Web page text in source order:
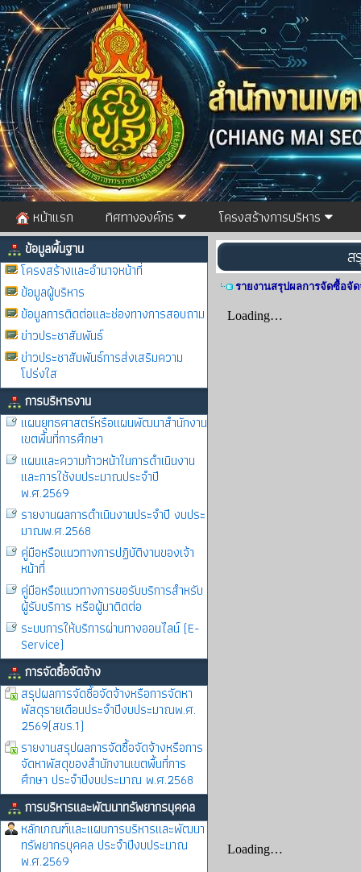
หน้าแรก ทิศทางองค์กร โครงสร้างการบริหาร
ข้อมูลพื้นฐาน
โครงสร้างและอำนาจหน้าที่
ข้อมูลผู้บริหาร
ข้อมูลการติดต่อและช่องทางการสอบถาม
ข่าวประชาสัมพันธ์
ข่าวประชาสัมพันธ์การส่งเสริมความ
โปร่งใส
การบริหารงาน
แผนยุทธศาสตร์หรือแผนพัฒนาสำนักงาน
เขตพื้นที่การศึกษา
แผนและความก้าวหน้าในการดำเนินงาน
และการใช้งบประมาณประจำปี
พ.ศ.2569
รายงานผลการดำเนินงานประจำปี งบประ
มาณพ.ศ.2568
คู่มือหรือแนวทางการปฏิบัติงานของเจ้า
หน้าที่
คู่มือหรือแนวทางการขอรับบริการสำหรับ
ผู้รับบริการ หรือผู้มาติดต่อ
ระบบการให้บริการผ่านทางออนไลน์ (E-
Service)
การจัดซื้อจัดจ้าง
สรุปผลการจัดซื้อจัดจ้างหรือการจัดหา
พัสดุรายเดือนประจำปีงบประมาณพ.ศ.
2569(สขร.1)
รายงานสรุปผลการจัดซื้อจัดจ้างหรือการ
จัดหาพัสดุของสำนักงานเขตพื้นที่การ
ศึกษา ประจำปีงบประมาณ พ.ศ.2568
การบริหารและพัฒนาทรัพยากรบุคคล
หลักเกณฑ์และแผนการบริหารและพัฒนา
ทรัพยากรบุคคล ประจำปีงบประมาณ
พ.ศ.2569
ส
รายงานสรุปผลการจัดซื้อจั